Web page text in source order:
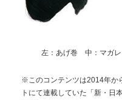
左：あげ巻 中：マガレ
※このコンテンツは2014年か
トにて連載していた「新・日